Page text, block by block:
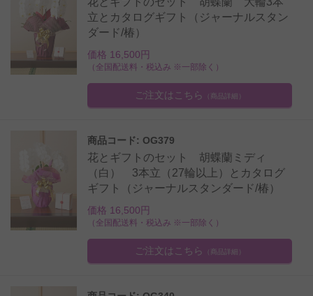
立とカタログギフト（ジャーナルスタン
ダード/椿）
価格 16,500円
（全国配送料・税込み ※一部除く）
ご注文はこちら （商品詳細）
商品コード: OG379
花とギフトのセット 胡蝶蘭ミディ
（白） 3本立（27輪以上）とカタログ
ギフト（ジャーナルスタンダード/椿）
価格 16,500円
（全国配送料・税込み ※一部除く）
ご注文はこちら （商品詳細）